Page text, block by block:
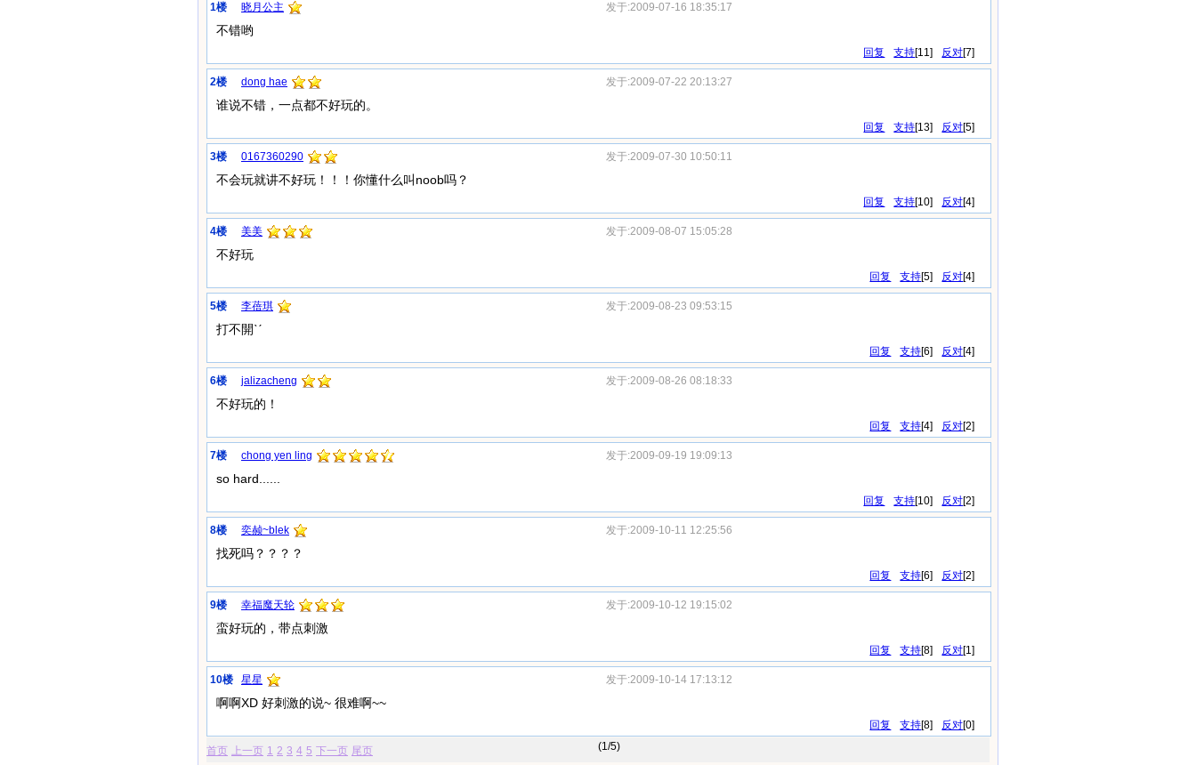
1楼 晓月公主 发于:2009-07-16 18:35:17
不错哟
回复 支持[11] 反对[7]
2楼 dong hae 发于:2009-07-22 20:13:27
谁说不错，一点都不好玩的。
回复 支持[13] 反对[5]
3楼 0167360290 发于:2009-07-30 10:50:11
不会玩就讲不好玩！！！你懂什么叫noob吗？
回复 支持[10] 反对[4]
4楼 美美 发于:2009-08-07 15:05:28
不好玩
回复 支持[5] 反对[4]
5楼 李蓓琪 发于:2009-08-23 09:53:15
打不開ˋˊ
回复 支持[6] 反对[4]
6楼 jalizacheng 发于:2009-08-26 08:18:33
不好玩的！
回复 支持[4] 反对[2]
7楼 chong yen ling 发于:2009-09-19 19:09:13
so hard......
回复 支持[10] 反对[2]
8楼 奕赪~blek 发于:2009-10-11 12:25:56
找死吗？？？？
回复 支持[6] 反对[2]
9楼 幸福魔天轮 发于:2009-10-12 19:15:02
蛮好玩的，带点刺激
回复 支持[8] 反对[1]
10楼 星星 发于:2009-10-14 17:13:12
啊啊XD 好刺激的说~ 很难啊~~
回复 支持[8] 反对[0]
首页 上一页 1 2 3 4 5 下一页 尾页 (1/5)